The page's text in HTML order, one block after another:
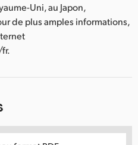
Uni, au Japon,
de plus amples informations,